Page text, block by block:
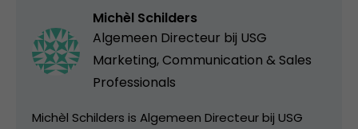
Michèl Schilders
Algemeen Directeur bij USG
Marketing, Communication & Sales
Professionals
Michèl Schilders is Algemeen Directeur bij USG